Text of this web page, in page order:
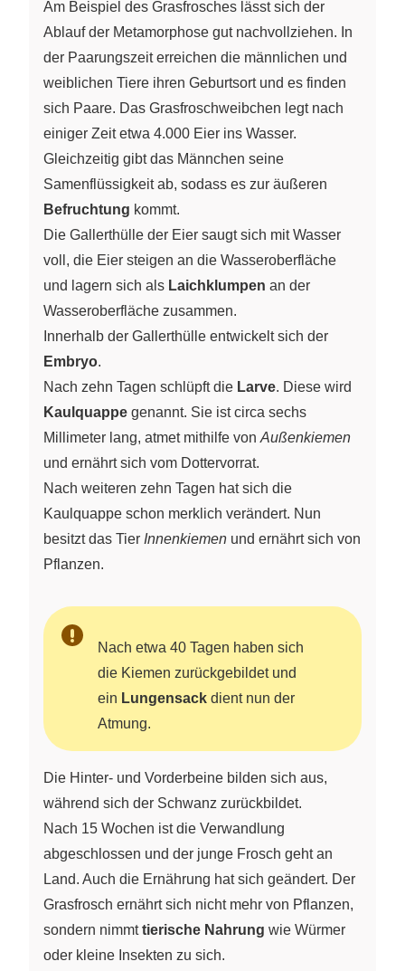
Am Beispiel des Grasfrosches lässt sich der
Ablauf der Metamorphose gut nachvollziehen. In
der Paarungszeit erreichen die männlichen und
weiblichen Tiere ihren Geburtsort und es finden
sich Paare. Das Grasfroschweibchen legt nach
einiger Zeit etwa 4.000 Eier ins Wasser.
Gleichzeitig gibt das Männchen seine
Samenflüssigkeit ab, sodass es zur äußeren
Befruchtung kommt.
Die Gallerthülle der Eier saugt sich mit Wasser
voll, die Eier steigen an die Wasseroberfläche
und lagern sich als Laichklumpen an der
Wasseroberfläche zusammen.
Innerhalb der Gallerthülle entwickelt sich der
Embryo.
Nach zehn Tagen schlüpft die Larve. Diese wird
Kaulquappe genannt. Sie ist circa sechs
Millimeter lang, atmet mithilfe von Außenkiemen
und ernährt sich vom Dottervorrat.
Nach weiteren zehn Tagen hat sich die
Kaulquappe schon merklich verändert. Nun
besitzt das Tier Innenkiemen und ernährt sich von
Pflanzen.
Nach etwa 40 Tagen haben sich
die Kiemen zurückgebildet und
ein Lungensack dient nun der
Atmung.
Die Hinter- und Vorderbeine bilden sich aus,
während sich der Schwanz zurückbildet.
Nach 15 Wochen ist die Verwandlung
abgeschlossen und der junge Frosch geht an
Land. Auch die Ernährung hat sich geändert. Der
Grasfrosch ernährt sich nicht mehr von Pflanzen,
sondern nimmttierische Nahrung wie Würmer
oder kleine Insekten zu sich.